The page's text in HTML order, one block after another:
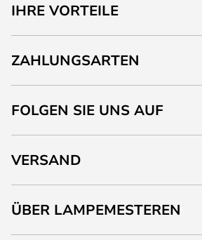
IHRE VORTEILE
ZAHLUNGSARTEN
FOLGEN SIE UNS AUF
VERSAND
ÜBER LAMPEMESTEREN